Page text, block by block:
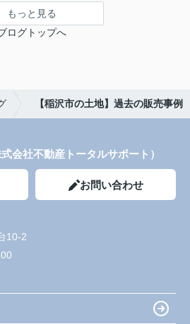
もっと見る
ログトップへ
【稲沢市の土地】過去の販売事例
会社不動産トータルサポート）
お問い合わせ
10-2